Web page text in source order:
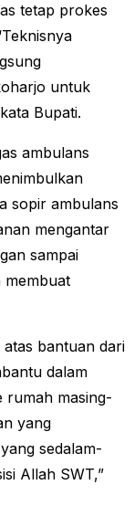
tetap prokes
untuk
Bupati.
ambulans
sopir ambulans
mengantar
sampai
membuat
bantuan dari
dalam
rumah masing-
yang
sedalam-
Allah SWT,”